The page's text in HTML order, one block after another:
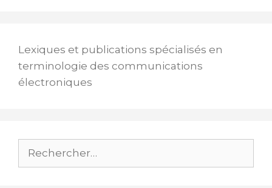
Lexiques et publications spécialisés en
terminologie des communications
électroniques
Rechercher :